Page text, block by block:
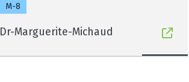
M-8
Dr-Marguerite-Michaud